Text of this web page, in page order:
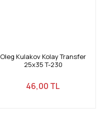
Oleg Kulakov Kolay Transfer
25x35 T-230
46,00 TL